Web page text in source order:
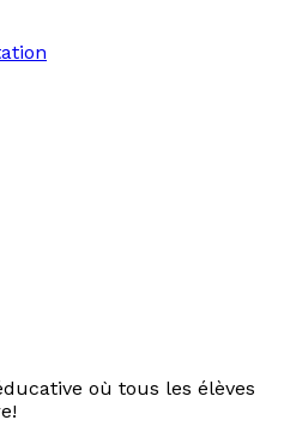
où tous les élèves